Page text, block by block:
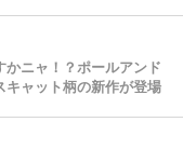
かニャ！？ポールアンド
キャット柄の新作が登場